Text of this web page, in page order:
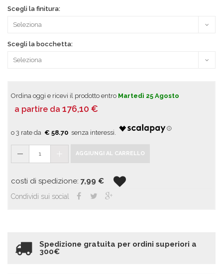
Scegli la finitura:
Scegli la bocchetta:
Ordina oggi e ricevi il prodotto entro Martedì 25 Agosto
a partire da 176,10 €
€ 58.70
1 AGGIUNGI AL CARRELLO
costi di spedizione: 7,99 €
Condividi sui social
Spedizione gratuita per ordini superiori a
300€